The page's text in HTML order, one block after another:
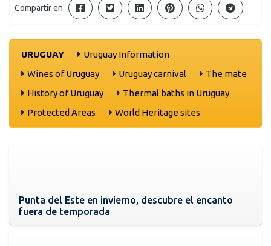
Compartir en
URUGUAY
Uruguay Information
Wines of Uruguay
Uruguay carnival
The mate
History of Uruguay
Thermal baths in Uruguay
Protected Areas
World Heritage sites
Punta del Este en invierno, descubre el encanto
fuera de temporada